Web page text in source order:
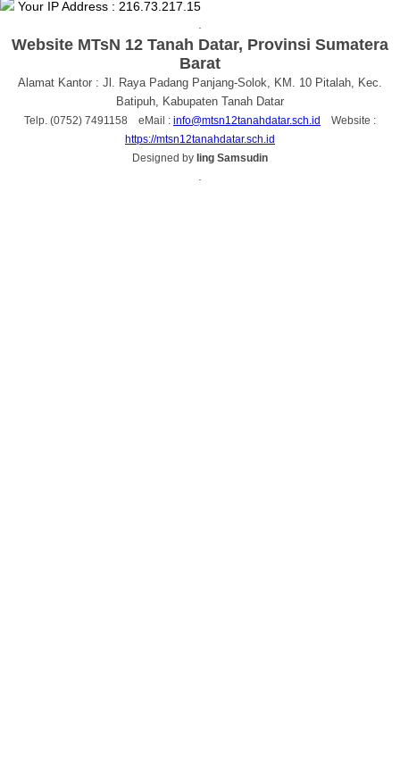
Your IP Address : 216.73.217.15
Website MTsN 12 Tanah Datar, Provinsi Sumatera
Barat
Alamat Kantor : Jl. Raya Padang Panjang-Solok, KM. 10 Pitalah, Kec.
Batipuh, Kabupaten Tanah Datar
Telp. (0752) 7491158 eMail : info@mtsn12tanahdatar.sch.id
Website :
https://mtsn12tanahdatar.sch.id
Designed by Iing Samsudin